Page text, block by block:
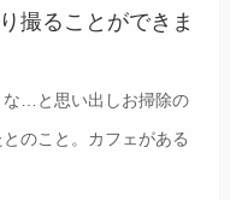
撮ることができま
な…と思い出しお掃除の
のこと。カフェがある